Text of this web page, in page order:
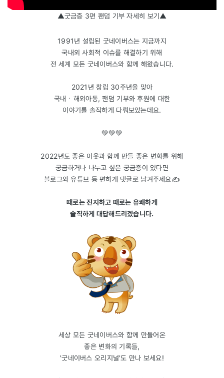
▲굿금증 3편 팬덤 기부 자세히 보기▲
1991년 설립된 굿네이버스는 지금까지
국내외 사회적 이슈를 해결하기 위해
전 세계 모든 굿네이버스와 함께 해왔습니다.
2021년 창립 30주년을 맞아
국내ㆍ해외아동, 팬덤 기부와 후원에 대한
이야기를 솔직하게 다뤄보았는데요.
💚💚💚
2022년도 좋은 이웃과 함께 만들 좋은 변화를 위해
궁금하거나 나누고 싶은 궁금증이 있다면
블로그와 유튜브 등 편하게 댓글로 남겨주세요✍️
때로는 진지하고 때로는 유쾌하게
솔직하게 대답해드리겠습니다.
세상 모든 굿네이버스와 함께 만들어온
좋은 변화의 기록들,
'굿네이버스 오리지널'도 만나 보세요!